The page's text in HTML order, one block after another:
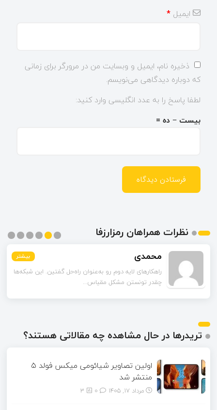
ایمیل *
ذخیره نام، ایمیل و وبسایت من در مرورگر برای زمانی
که دوباره دیدگاهی می‌نویسم.
لطفا پاسخ را به عدد انگلیسی وارد کنید:
بیست − ده =
نظرات همراهان رمزارزفا
بیشتر محمدی بیشتر
راهکارهای لایه دوم رو به‌عنوان راه‌حل گفتین. این شبکه‌ها
چقدر تونستن مشکل مقیاس‌...
بیشتر
بیشتر
بیشتر
بیشتر
تریدرها در حال مشاهده چه مقالاتی هستند؟
اولین تصاویر شیائومی میکس فولد ۵
منتشر شد
مرداد ۱۷, ۱۴۰۵ 3